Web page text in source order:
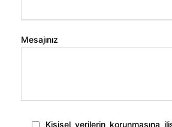
Mesajınız
Kişisel verilerin korunmasına